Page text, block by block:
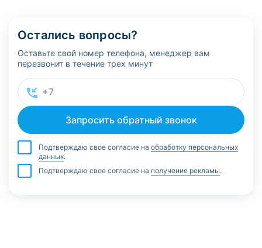
Остались вопросы?
Оставьте свой номер телефона, менеджер вам
перезвонит в течение трех минут
Подтверждаю свое согласие на обработку персональных
данных.
Подтверждаю свое согласие на получение рекламы.